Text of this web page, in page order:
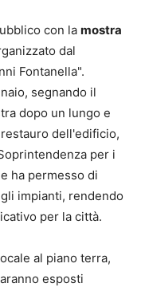
con la mostra
dal
Fontanella".
segnando il
dopo un lungo e
dell'edificio,
per i
ha permesso di
impianti, rendendo
per la città.
al piano terra,
esposti